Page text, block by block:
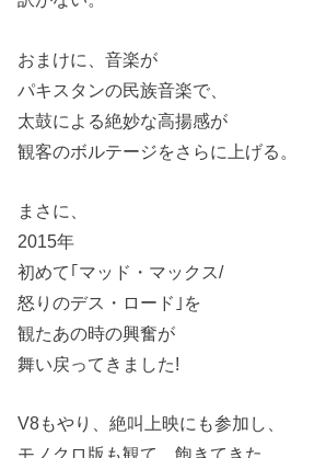
おまけに、音楽が
パキスタンの民族音楽で、
太鼓による絶妙な高揚感が
観客のボルテージをさらに上げる。
まさに、
2015年
初めて｢マッド・マックス/
怒りのデス・ロード｣を
観たあの時の興奮が
舞い戻ってきました!
V8もやり、絶叫上映にも参加し、
モノクロ版も観て、飽きてきた